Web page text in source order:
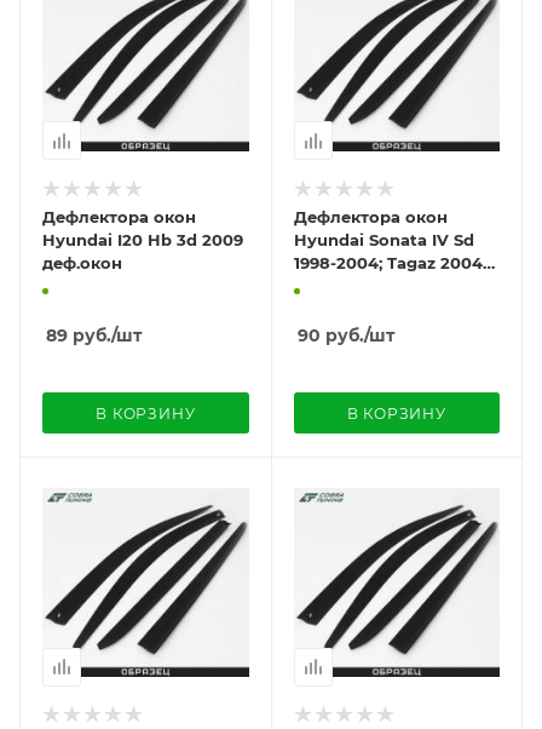
Дефлектора окон
Hyundai I20 Hb 3d 2009
деф.окон
89 руб./шт
В КОРЗИНУ
Дефлектора окон
Hyundai Sonata IV Sd
1998-2004; Tagaz 2004
деф.окон
90 руб./шт
В КОРЗИНУ